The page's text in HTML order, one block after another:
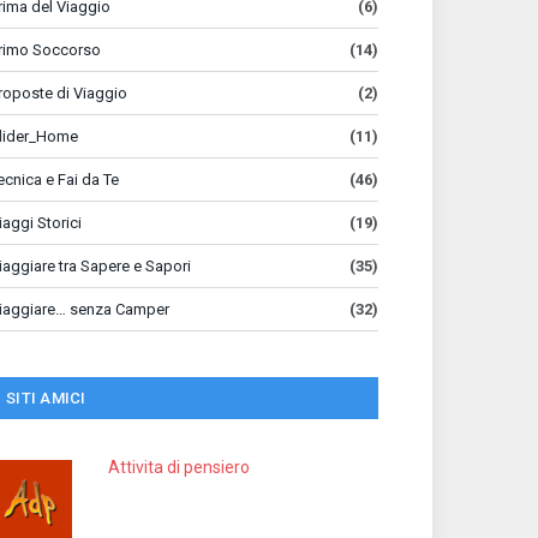
del Viaggio (6)
Soccorso (14)
di Viaggio (2)
(11)
e Fai da Te (46)
Storici (19)
tra Sapere e Sapori (35)
senza Camper (32)
SITI AMICI
Attivita di pensiero